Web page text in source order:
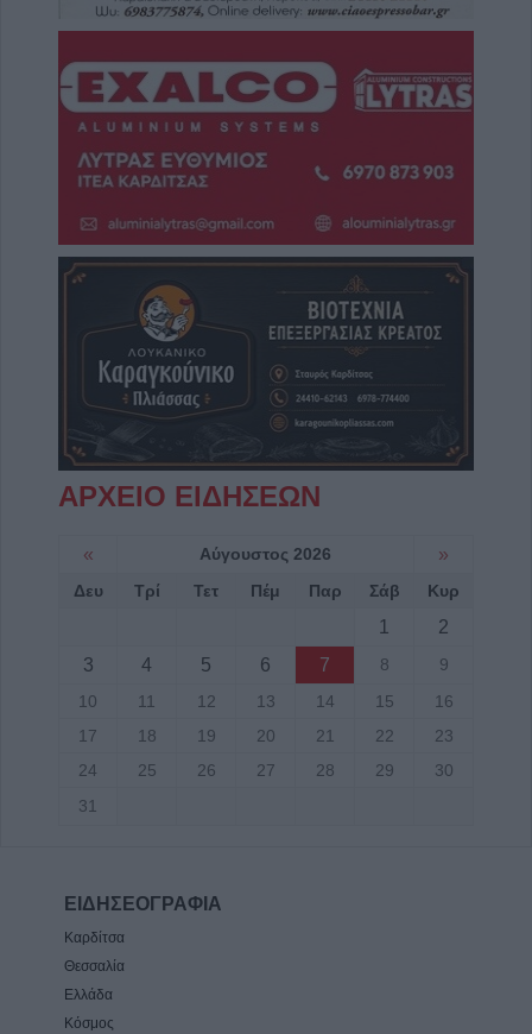
ΑΡΧΕΙΟ ΕΙΔΗΣΕΩΝ
« Αύγουστος 2026 »
Δευ Τρί Τετ Πέμ Παρ Σάβ Κυρ
1
2
3
4 5 6 7 8
9
10
11 12 13 14 15
16
17
18 19 20 21 22
23
24
25 26 27 28 29
30
31
ΕΙΔΗΣΕΟΓΡΑΦΙΑ
Καρδίτσα
Θεσσαλία
Ελλάδα
Κόσμος